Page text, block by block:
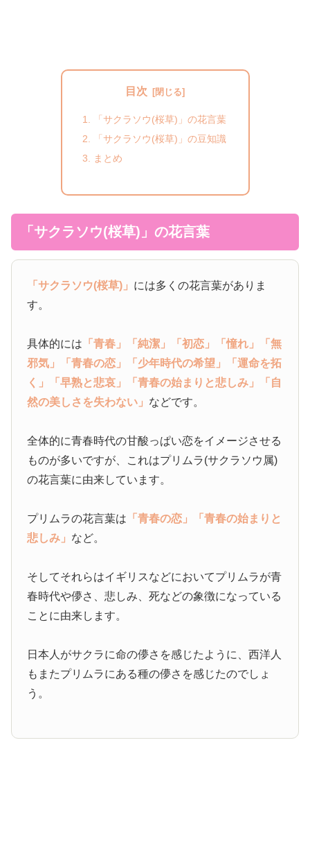
目次
「サクラソウ(桜草)」の花言葉
「サクラソウ(桜草)」の豆知識
まとめ
「サクラソウ(桜草)」の花言葉
「サクラソウ(桜草)」 には多くの花言葉がありま
す。
具体的には 「青春」 「純潔」 「初恋」 「憧れ」
「無
邪気」
「青春の恋」 「少年時代の希望」
「運命を拓
く」
「早熟と悲哀」 「青春の始まりと悲しみ」
「自
然の美しさを失わない」 などです。
全体的に青春時代の甘酸っぱい恋をイメージさせる
ものが多いですが、これはプリムラ(サクラソウ属)
の花言葉に由来しています。
プリムラの花言葉は 「青春の恋」
「青春の始まりと
悲しみ」 など。
そしてそれらはイギリスなどにおいてプリムラが青
春時代や儚さ、悲しみ、死などの象徴になっている
ことに由来します。
日本人がサクラに命の儚さを感じたように、西洋人
もまたプリムラにある種の儚さを感じたのでしょ
う。